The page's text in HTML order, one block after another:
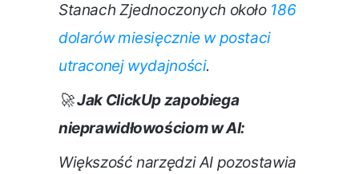
Stanach Zjednoczonych około 186
dolarów miesięcznie w postaci
utraconej wydajności.
🚀Jak ClickUp zapobiega
nieprawidłowościom w AI:
Większość narzędzi AI pozostawia